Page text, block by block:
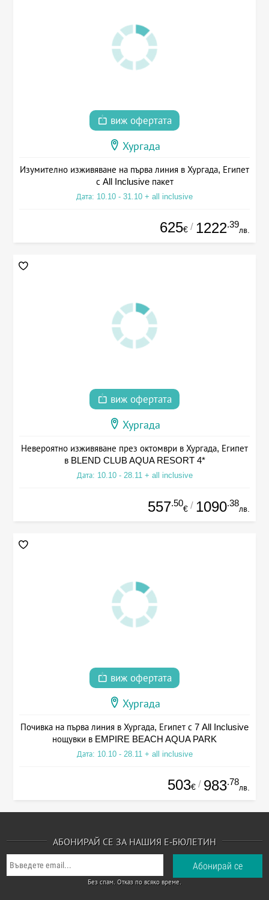
виж офертата
Хургада
Изумително изживяване на първа линия в Хургада, Египет
с All Inclusive пакет
Дата: 10.10 - 31.10 + all inclusive
625€ / 1222.39
лв.
виж офертата
Хургада
Невероятно изживяване през октомври в Хургада, Египет
в BLEND CLUB AQUA RESORT 4*
Дата: 10.10 - 28.11 + all inclusive
557.50
€ / 1090.38
лв.
виж офертата
Хургада
Почивка на първа линия в Хургада, Египет с 7 All Inclusive
нощувки в EMPIRE BEACH AQUA PARK
Дата: 10.10 - 28.11 + all inclusive
503€ / 983.78
лв.
АБОНИРАЙ СЕ ЗА НАШИЯ Е-БЮЛЕТИН
Без спам. Отказ по всяко време.